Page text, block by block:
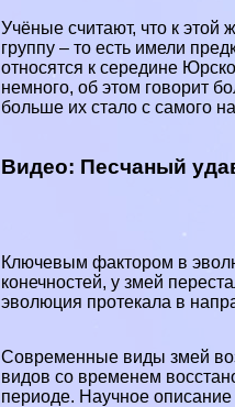
Учёные считают, что к
группу – то есть имели
относятся к середине
немного, об этом говорит
больше их стало с самого
Видео: Песчаный
Ключевым фактором в
конечностей, у змей
эволюция протекала в
Современные виды змей
видов со временем
периоде. Научное